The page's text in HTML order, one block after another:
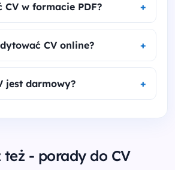
w formacie PDF?
CV online?
jest darmowy?
też - porady do CV